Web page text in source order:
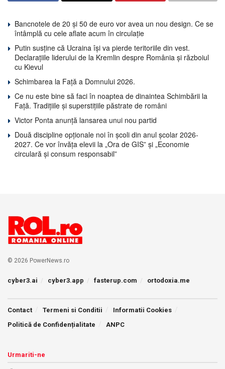
Bancnotele de 20 și 50 de euro vor avea un nou design. Ce se
întâmplă cu cele aflate acum în circulație
Putin susține că Ucraina își va pierde teritoriile din vest.
Declarațiile liderului de la Kremlin despre România și războiul
cu Kievul
Schimbarea la Față a Domnului 2026.
Ce nu este bine să faci în noaptea de dinaintea Schimbării la
Față. Tradițiile și superstițiile păstrate de români
Victor Ponta anunță lansarea unui nou partid
Două discipline opționale noi în școli din anul școlar 2026-
2027. Ce vor învăța elevii la „Ora de GIS” și „Economie
circulară și consum responsabil”
© 2026 PowerNews.ro
cyber3.ai cyber3.app fasterup.com ortodoxia.me
Contact Termeni si Conditii
Informatii Cookies
Politică de Confidențialitate
ANPC
Urmariti-ne